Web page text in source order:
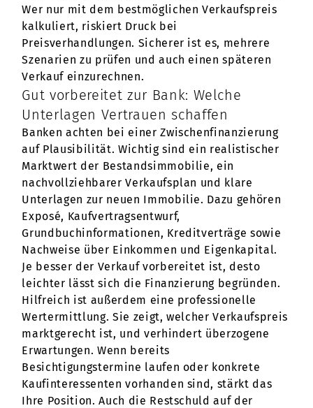
Wer nur mit dem bestmöglichen Verkaufspreis
kalkuliert, riskiert Druck bei
Preisverhandlungen. Sicherer ist es, mehrere
Szenarien zu prüfen und auch einen späteren
Verkauf einzurechnen.
Gut vorbereitet zur Bank: Welche
Unterlagen Vertrauen schaffen
Banken achten bei einer Zwischenfinanzierung
auf Plausibilität. Wichtig sind ein realistischer
Marktwert der Bestandsimmobilie, ein
nachvollziehbarer Verkaufsplan und klare
Unterlagen zur neuen Immobilie. Dazu gehören
Exposé, Kaufvertragsentwurf,
Grundbuchinformationen, Kreditverträge sowie
Nachweise über Einkommen und Eigenkapital.
Je besser der Verkauf vorbereitet ist, desto
leichter lässt sich die Finanzierung begründen.
Hilfreich ist außerdem eine professionelle
Wertermittlung. Sie zeigt, welcher Verkaufspreis
marktgerecht ist, und verhindert überzogene
Erwartungen. Wenn bereits
Besichtigungstermine laufen oder konkrete
Kaufinteressenten vorhanden sind, stärkt das
Ihre Position. Auch die Restschuld auf der